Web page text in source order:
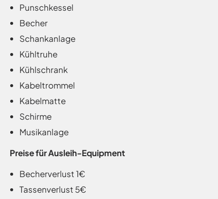
Punschkessel
Becher
Schankanlage
Kühltruhe
Kühlschrank
Kabeltrommel
Kabelmatte
Schirme
Musikanlage
Preise für Ausleih-Equipment
Becherverlust 1€
Tassenverlust 5€